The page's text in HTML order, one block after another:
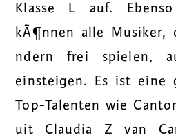
Klasse L auf.
kÃ¶nnen alle Musiker,
ndern frei spielen,
einsteigen. Es ist eine
Top-Talenten wie
uit Claudia Z van